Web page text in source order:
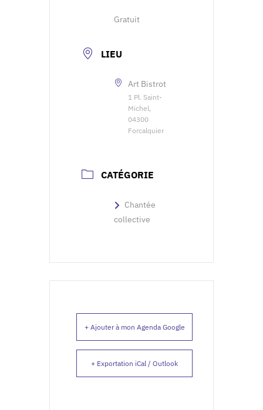
Gratuit
LIEU
Art Bistrot
1 Pl. Saint-
Michel,
04300
Forcalquier
CATÉGORIE
Chantée
collective
+ Ajouter à mon Agenda Google
+ Exportation iCal / Outlook